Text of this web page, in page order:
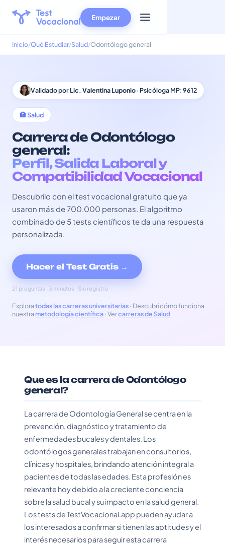
Empezar
Inicio Qué Estudiar Salud Odontólogo general
Validado porLic. Valentina Luponio· Psicóloga MP: 9612
🏥 Salud
Carrera de Odontólogo
general:
Perfil, Salida Laboral y
Compatibilidad Vocacional
Descubrilo con el test vocacional gratuito que ya
usaron más de 700.000 personas. El algoritmo
combinado de 5 tests científicos te da una respuesta
personalizada.
Hacer el Test Gratis →
21 preguntas · 3 minutos · Sin registro
Exploratodas las carreras universitarias· Descubrí cómo funciona
nuestra metodología científica· Vercarreras de Salud
Que es la carrera de Odontólogo
general?
La carrera de Odontología General se centra en la
prevención, diagnóstico y tratamiento de
enfermedades bucales y dentales. Los
odontólogos generales trabajan en consultorios,
clínicas y hospitales, brindando atención integral a
pacientes de todas las edades. Esta profesión es
relevante hoy debido a la creciente conciencia
sobre la salud bucal y su impacto en la salud general.
Los tests de TestVocacional.app pueden ayudar a
los interesados a confirmar si tienen las aptitudes y el
interés necesarios para seguir esta carrera